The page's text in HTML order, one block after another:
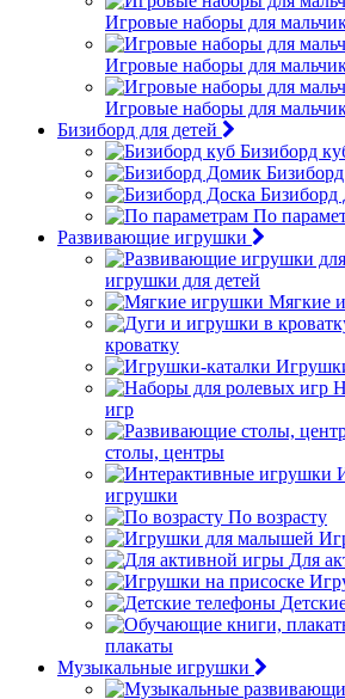
Игровые наборы для
Игровые наборы для
Игровые наборы для
Бизиборд для детей
Бизиборд
Бизиборд
По
Развивающие игрушки
игрушки для детей
Мягкие
кроватку
игр
столы, центры
игрушки
По возрасту
Для
плакаты
Музыкальные игрушки